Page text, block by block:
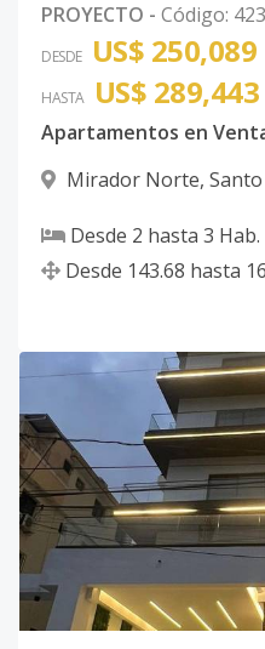
PROYECTO - Código:
DESDE US$ 250,089
HASTA US$ 289,443
Mirador Norte,
Desde 2 hasta 3 Hab.
Desde 143.68 hasta